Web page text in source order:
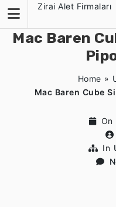
content
Zirai Alet Firmaları
Mac Baren
Home »
Mac Baren Cube
On
In